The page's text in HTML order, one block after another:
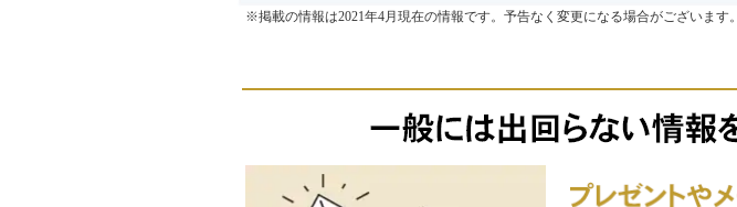
※掲載の情報は2021年4月現在の情報です。予告なく変更になる場合がございます。